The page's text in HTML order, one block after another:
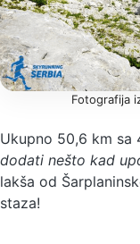
Fotografija
Ukupno 50,6 km sa
dodati nešto kad
lakša od
staza!